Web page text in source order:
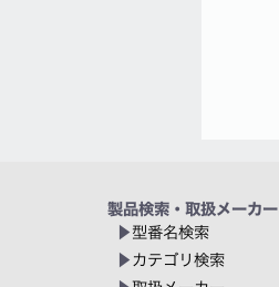
製品検索・取扱メーカー
型番名検索
カテゴリ検索